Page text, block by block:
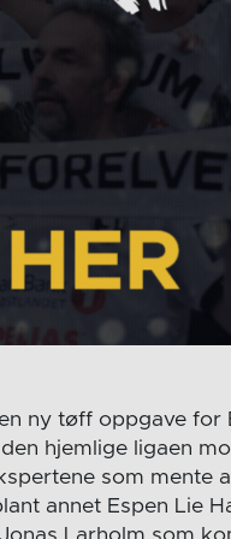
ny tøff oppgave for
hjemlige ligaen
som mente
annet Espen Lie